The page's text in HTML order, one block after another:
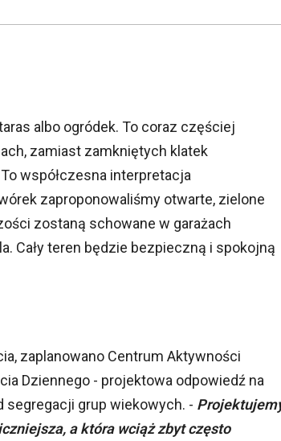
albo ogródek. To coraz częściej
zamiast zamkniętych klatek
współczesna interpretacja
zaproponowaliśmy otwarte, zielone
zostaną schowane w garażach
Cały teren będzie bezpieczną i spokojną
zaplanowano Centrum Aktywności
Dziennego - projektowa odpowiedź na
grup wiekowych. -
a która wciąż zbyt często